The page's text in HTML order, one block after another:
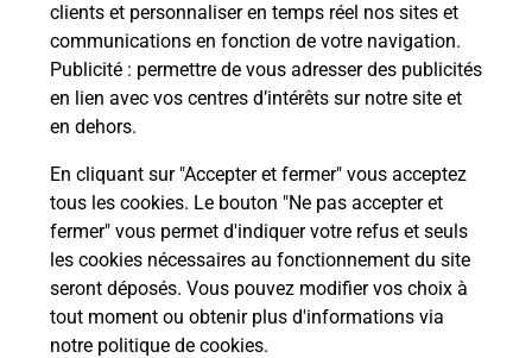
clients et personnaliser en temps réel nos sites et
communications en fonction de votre navigation.
Publicité : permettre de vous adresser des publicités
en lien avec vos centres d’intérêts sur notre site et
en dehors.
En cliquant sur "Accepter et fermer" vous acceptez
tous les cookies. Le bouton "Ne pas accepter et
fermer" vous permet d'indiquer votre refus et seuls
les cookies nécessaires au fonctionnement du site
seront déposés. Vous pouvez modifier vos choix à
tout moment ou obtenir plus d'informations via
notre politique de cookies.
Quel âge minimum faut-il pour
passer le permis bateau ?
Combien de temps est valable le
code bateau ?
Peut-on passer le permis bateau
avec le CPF ?